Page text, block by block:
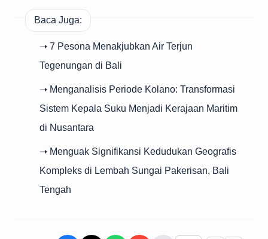
Baca Juga:
➝ 7 Pesona Menakjubkan Air Terjun
Tegenungan di Bali
➝ Menganalisis Periode Kolano: Transformasi
Sistem Kepala Suku Menjadi Kerajaan Maritim
di Nusantara
➝ Menguak Signifikansi Kedudukan Geografis
Kompleks di Lembah Sungai Pakerisan, Bali
Tengah